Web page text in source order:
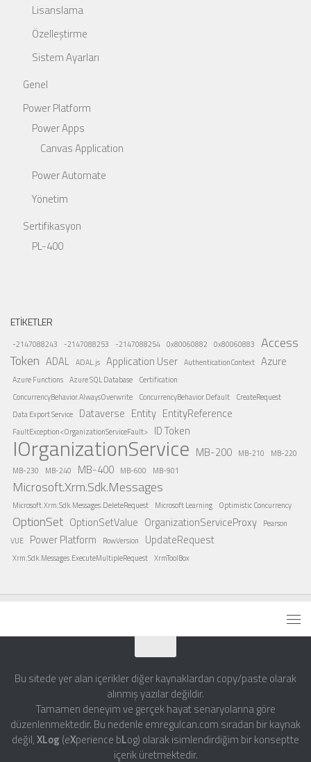
Lisanslama
Özelleştirme
Sistem Ayarları
Genel
Power Platform
Power Apps
Canvas Application
Power Automate
Yönetim
Sertifikasyon
PL-400
ETIKETLER
-2147088243 -2147088253 -2147088254 0x80060882 0x80060883
Access
Token ADAL ADAL.js Application User AuthenticationContext Azure
Azure Functions Azure SQL Database
Certification
ConcurrencyBehavior.AlwaysOverwrite
ConcurrencyBehavior.Default
CreateRequest
Data Export Service
Dataverse Entity EntityReference
FaultException<OrganizationServiceFault> ID Token
IOrganizationService MB-200 MB-210
MB-220
MB-230
MB-240 MB-400 MB-600 MB-901
Microsoft.Xrm.Sdk.Messages
Microsoft.Xrm.Sdk.Messages.DeleteRequest Microsoft Learning Optimistic Concurrency
OptionSet OptionSetValue OrganizationServiceProxy
Pearson
VUE
Power Platform RowVersion UpdateRequest
Xrm.Sdk.Messages.ExecuteMultipleRequest XrmToolBox
Bu sitede yer alan içerikler diğer kaynaklardan copy/paste olarak
alınmış yazılar değildir.
Tamamen deneyim ve gerçek hayat senaryolarına göre
düzenlenmektedir. Bu nedenle emregulcan.com sıradan bir kaynak
değil,XLog (eXperience bLog) olarak isimlendirdiğim bir konseptte
içerik üretmektedir.